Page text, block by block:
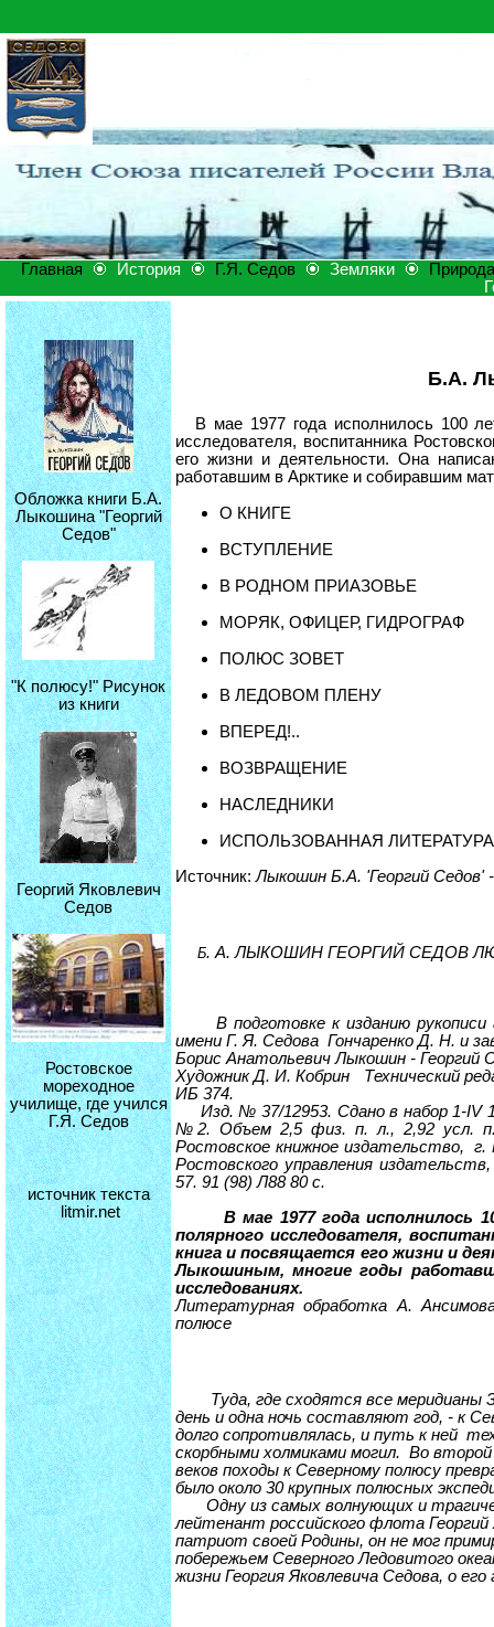
Главная История Г.Я. Седов Земляки
Природа
Обложка книги Б.А.
Лыкошина "Георгий
Седов"
"К полюсу!" Рисунок
из книги
Георгий Яковлевич
Седов
Ростовское
мореходное
училище, где учился
Г.Я. Седов
источник текста
litmir.net
Б.А.
В мае 1977 года исполнилось 100
исследователя, воспитанника
его жизни и деятельности. Она
работавшим в Арктике и собиравшим
О КНИГЕ
ВСТУПЛЕНИЕ
В РОДНОМ ПРИАЗОВЬЕ
МОРЯК, ОФИЦЕР, ГИДРОГРАФ
ПОЛЮС ЗОВЕТ
В ЛЕДОВОМ ПЛЕНУ
ВПЕРЕД!..
ВОЗВРАЩЕНИЕ
НАСЛЕДНИКИ
ИСПОЛЬЗОВАННАЯ ЛИТЕРАТУРА
Источник:Лыкошин Б.А. 'Георгий Седов'
Б. А. ЛЫКОШИН ГЕОРГИЙ СЕДОВ
В подготовке к изданию рукописи
имени Г. Я. Седова Гончаренко Д. Н. и
Борис Анатольевич Лыкошин -
Художник Д. И. Кобрин Технический
ИБ 374.
Изд. № 37/12953. Сдано в набор 1-IV
№2. Объем 2,5 физ. п. л., 2,92 усл. п.
Ростовское книжное издательство,
Ростовского управления
57. 91 (98) Л88 80 с.
В мае 1977 года исполнилось
полярного исследователя,
книга и посвящается его жизни и
Лыкошиным, многие годы
исследованиях.
Литературная обработка А.
полюсе
Туда, где сходятся все меридианы
день и одна ночь составляют год, - к
долго сопротивлялась, и путь к ней
скорбными холмиками могил. Во
веков походы к Северному полюсу
было около 30 крупных полюсных
Одну из самых волнующих и
лейтенант российского флота
патриот своей Родины, он не мог
побережьем Северного Ледовитого
жизни Георгия Яковлевича Седова, о